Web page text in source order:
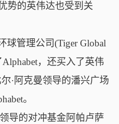
势的英伟达也受到关
球管理公司(Tiger Global
，还买入了英伟
·阿克曼领导的潘兴广场
。
导的对冲基金阿帕卢萨